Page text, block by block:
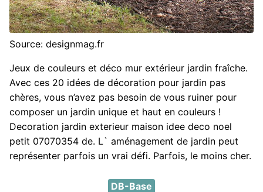
Source: designmag.fr
Jeux de couleurs et déco mur extérieur jardin fraîche.
Avec ces 20 idées de décoration pour jardin pas
chères, vous n’avez pas besoin de vous ruiner pour
composer un jardin unique et haut en couleurs !
Decoration jardin exterieur maison idee deco noel
petit 07070354 de. L` aménagement de jardin peut
représenter parfois un vrai défi. Parfois, le moins cher.
DB-Base